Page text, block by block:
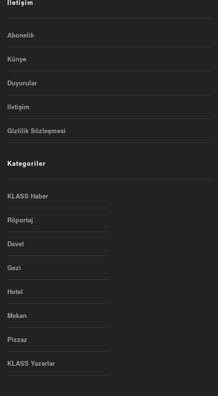
İletişim
Abonelik
Künye
Duyurular
Iletişim
Gizlilik Sözleşmesi
Kategoriler
KLASS Haber
Röportaj
Davet
Gezi
Hotel
Mekan
Pizzaz
KLASS Yazarlar